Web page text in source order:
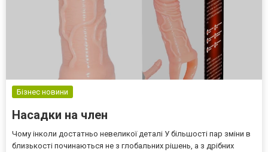
Бізнес новини
Насадки на член
Чому інколи достатньо невеликої деталі У більшості пар зміни в
близькості починаються не з глобальних рішень, а з дрібних